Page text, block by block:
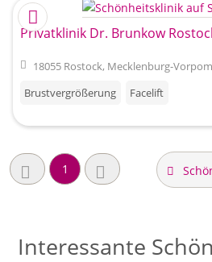
Privatklinik Dr. Brunkow
18055 Rostock, Mecklenburg-
Brustvergrößerung
Facelift
1
Interessante